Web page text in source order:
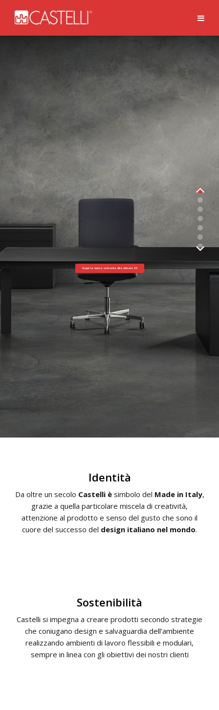
Scopri la nuova scrivania direzionale ES
Identità
Da oltre un secolo Castelli èsimbolo del Made in Italy,
grazie a quella particolare miscela di creatività,
attenzione al prodotto e senso del gusto che sono il
cuore del successo del design italiano nel mondo.
Sostenibilità
Castelli si impegna a creare prodotti secondo strategie
che coniugano design e salvaguardia dell’ambiente
realizzando ambienti di lavoro flessibili e modulari,
sempre in linea con gli obiettivi dei nostri clienti